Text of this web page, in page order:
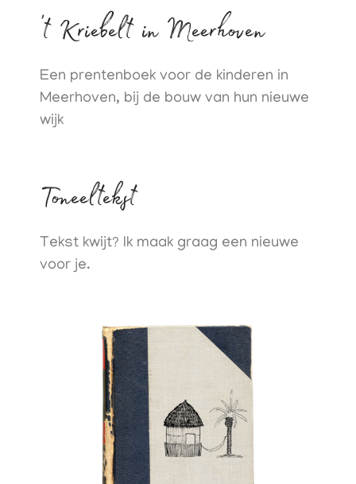
't Kriebelt in Meerhoven
Een prentenboek voor de kinderen in
Meerhoven, bij de bouw van hun nieuwe
wijk
Toneeltekst
Tekst kwijt? Ik maak graag een nieuwe
voor je.